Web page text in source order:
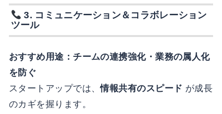
3. コミュニケーション＆コラボレーション
ツール
おすすめ用途：チームの連携強化・業務の属人化
を防ぐ
スタートアップでは、情報共有のスピード が成長
のカギを握ります。